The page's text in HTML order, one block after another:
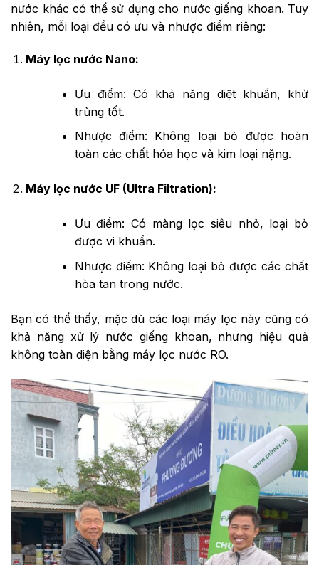
nước khác có thể sử dụng cho nước giếng khoan. Tuy
nhiên, mỗi loại đều có ưu và nhược điểm riêng:
Máy lọc nước Nano:
Ưu điểm: Có khả năng diệt khuẩn, khử
trùng tốt.
Nhược điểm: Không loại bỏ được hoàn
toàn các chất hóa học và kim loại nặng.
Máy lọc nước UF (Ultra Filtration):
Ưu điểm: Có màng lọc siêu nhỏ, loại bỏ
được vi khuẩn.
Nhược điểm: Không loại bỏ được các chất
hòa tan trong nước.
Bạn có thể thấy, mặc dù các loại máy lọc này cũng có
khả năng xử lý nước giếng khoan, nhưng hiệu quả
không toàn diện bằng máy lọc nước RO.